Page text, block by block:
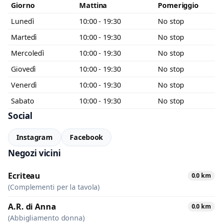
Giorno Mattina
Pomeriggio
Lunedì
10:00 - 19:30
No stop
Martedì
10:00 - 19:30
No stop
Mercoledì
10:00 - 19:30
No stop
Giovedì
10:00 - 19:30
No stop
Venerdì
10:00 - 19:30
No stop
Sabato
10:00 - 19:30 No stop
Social
Instagram Facebook
Negozi vicini
Ecriteau 0.0 km
(Complementi per la tavola)
A.R. di Anna 0.0 km
(Abbigliamento donna)